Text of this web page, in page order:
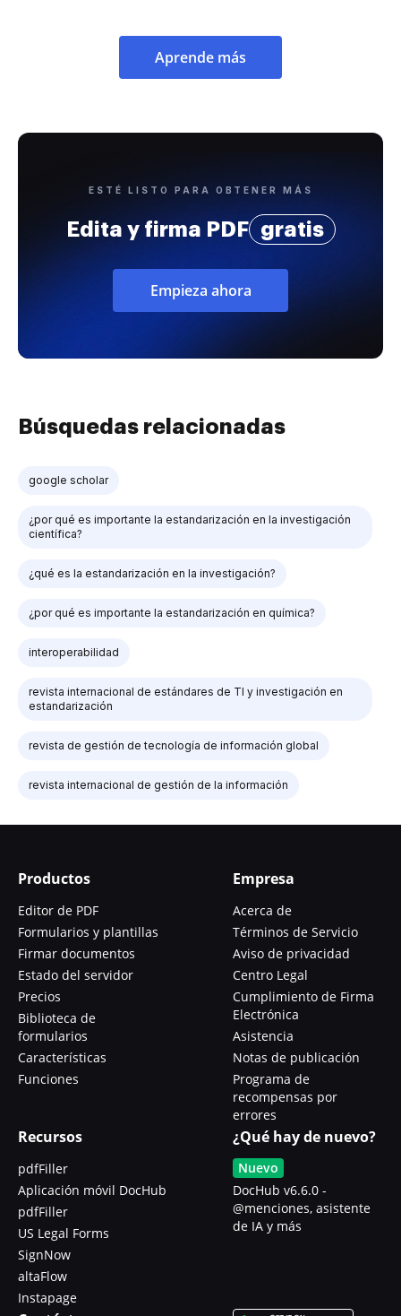
Aprende más
ESTÉ LISTO PARA OBTENER MÁS
Edita y firma PDF gratis
Empieza ahora
Búsquedas relacionadas
google scholar
¿por qué es importante la estandarización en la investigación
científica?
¿qué es la estandarización en la investigación?
¿por qué es importante la estandarización en química?
interoperabilidad
revista internacional de estándares de TI y investigación en
estandarización
revista de gestión de tecnología de información global
revista internacional de gestión de la información
Productos
Editor de PDF
Formularios y plantillas
Firmar documentos
Estado del servidor
Precios
Biblioteca de
formularios
Características
Funciones
Empresa
Acerca de
Términos de Servicio
Aviso de privacidad
Centro Legal
Cumplimiento de Firma
Electrónica
Asistencia
Notas de publicación
Programa de
recompensas por
errores
Recursos
pdfFiller
Aplicación móvil DocHub
pdfFiller
US Legal Forms
SignNow
altaFlow
Instapage
¿Qué hay de nuevo?
Nuevo
DocHub v6.6.0 -
@menciones, asistente
de IA y más